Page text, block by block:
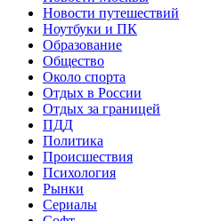
Новости путешествий
Ноутбуки и ПК
Образование
Общество
Около спорта
Отдых в России
Отдых за границей
ПДД
Политика
Происшествия
Психология
Рынки
Сериалы